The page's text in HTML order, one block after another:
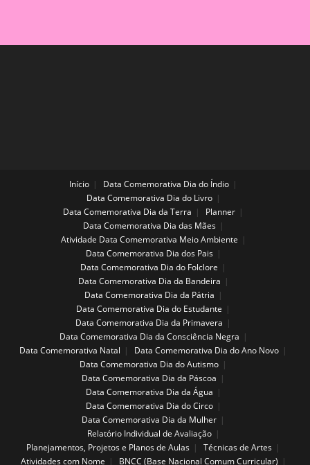
Início
Data Comemorativa Dia do Índio
Data Comemorativa Dia do Livro
Data Comemorativa Dia da Terra
Planner
Data Comemorativa Dia das Mães
Atividade Data Comemorativa Meio Ambiente
Data Comemorativa Dia dos Pais
Data Comemorativa Dia do Folclore
Data Comemorativa Dia da Bandeira
Data Comemorativa Dia da Pátria
Data Comemorativa Dia do Estudante
Data Comemorativa Dia da Primavera
Data Comemorativa Dia da Consciência Negra
Data Comemorativa Natal
Data Comemorativa Dia do Ano Novo
Data Comemorativa Dia do Autismo
Data Comemorativa Dia da Páscoa
Data Comemorativa Dia da Água
Data Comemorativa Dia do Circo
Data Comemorativa Dia da Mulher
Relatório Individual de Avaliação
Planejamentos, Projetos e Planos de Aulas
Técnicas de Artes
Atividades com Nome
BNCC (Base Nacional Comum Curricular)